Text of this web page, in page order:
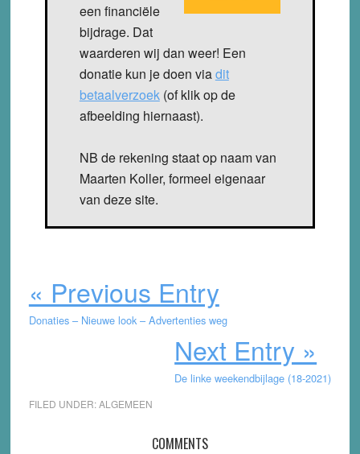
een financiële
bijdrage. Dat
waarderen wij dan weer! Een
donatie kun je doen viadit
betaalverzoek(of klik op de
afbeelding hiernaast).
NB de rekening staat op naam van
Maarten Koller, formeel eigenaar
van deze site.
« Previous Entry
Donaties – Nieuwe look – Advertenties weg
Next Entry »
De linke weekendbijlage (18-2021)
FILED UNDER:ALGEMEEN
COMMENTS